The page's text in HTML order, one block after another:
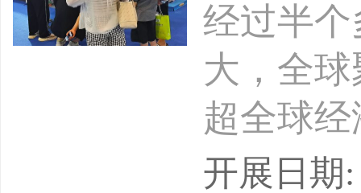
经过半
大，全
超全球
产、冰
开展日期